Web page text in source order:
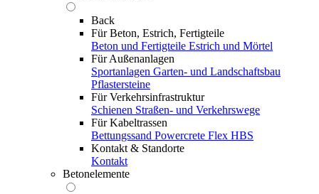
Back
Für Beton, Estrich, Fertigteile
Beton und Fertigteile Estrich und Mörtel
Für Außenanlagen
Sportanlagen Garten- und Landschaftsbau
Pflastersteine
Für Verkehrsinfrastruktur
Schienen Straßen- und Verkehrswege
Für Kabeltrassen
Bettungssand Powercrete Flex HBS
Kontakt & Standorte
Kontakt
Betonelemente